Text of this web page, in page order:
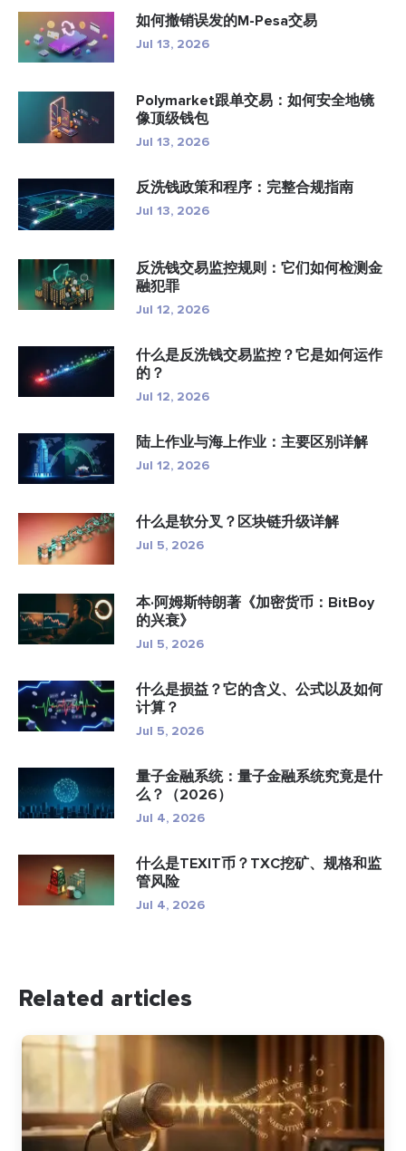
如何撤销误发的M-Pesa交易
Jul 13, 2026
Polymarket跟单交易：如何安全地镜
像顶级钱包
Jul 13, 2026
反洗钱政策和程序：完整合规指南
Jul 13, 2026
反洗钱交易监控规则：它们如何检测金
融犯罪
Jul 12, 2026
什么是反洗钱交易监控？它是如何运作
的？
Jul 12, 2026
陆上作业与海上作业：主要区别详解
Jul 12, 2026
什么是软分叉？区块链升级详解
Jul 5, 2026
本·阿姆斯特朗著《加密货币：BitBoy
的兴衰》
Jul 5, 2026
什么是损益？它的含义、公式以及如何
计算？
Jul 5, 2026
量子金融系统：量子金融系统究竟是什
么？（2026）
Jul 4, 2026
什么是TEXIT币？TXC挖矿、规格和监
管风险
Jul 4, 2026
Related articles